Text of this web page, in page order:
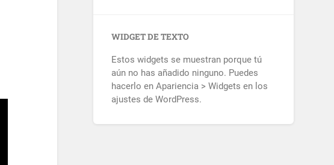
WIDGET DE TEXTO
Estos widgets se muestran porque tú
aún no has añadido ninguno. Puedes
hacerlo en Apariencia > Widgets en los
ajustes de WordPress.